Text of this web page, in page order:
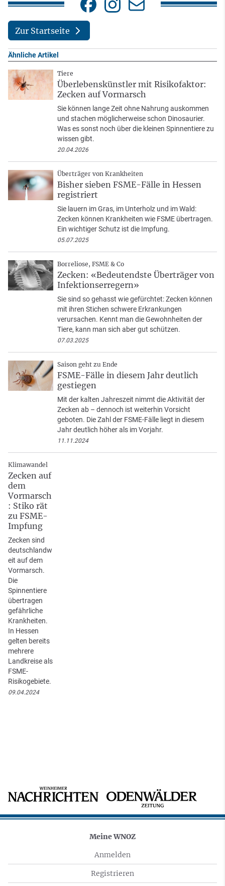
Zur Startseite
Ähnliche Artikel
Tiere
Überlebenskünstler mit Risikofaktor:
Zecken auf Vormarsch
Sie können lange Zeit ohne Nahrung auskommen
und stachen möglicherweise schon Dinosaurier.
Was es sonst noch über die kleinen Spinnentiere zu
wissen gibt.
20.04.2026
Überträger von Krankheiten
Bisher sieben FSME-Fälle in Hessen
registriert
Sie lauern im Gras, im Unterholz und im Wald:
Zecken können Krankheiten wie FSME übertragen.
Ein wichtiger Schutz ist die Impfung.
05.07.2025
Borreliose, FSME & Co
Zecken: «Bedeutendste Überträger von
Infektionserregern»
Sie sind so gehasst wie gefürchtet: Zecken können
mit ihren Stichen schwere Erkrankungen
verursachen. Kennt man die Gewohnheiten der
Tiere, kann man sich aber gut schützen.
07.03.2025
Saison geht zu Ende
FSME-Fälle in diesem Jahr deutlich
gestiegen
Mit der kalten Jahreszeit nimmt die Aktivität der
Zecken ab – dennoch ist weiterhin Vorsicht
geboten. Die Zahl der FSME-Fälle liegt in diesem
Jahr deutlich höher als im Vorjahr.
11.11.2024
Klimawandel
Zecken auf
dem
Vormarsch
: Stiko rät
zu FSME-
Impfung
Zecken sind
deutschlandw
eit auf dem
Vormarsch.
Die
Spinnentiere
übertragen
gefährliche
Krankheiten.
In Hessen
gelten bereits
mehrere
Landkreise als
FSME-
Risikogebiete.
09.04.2024
Meine WNOZ
Anmelden
Registrieren